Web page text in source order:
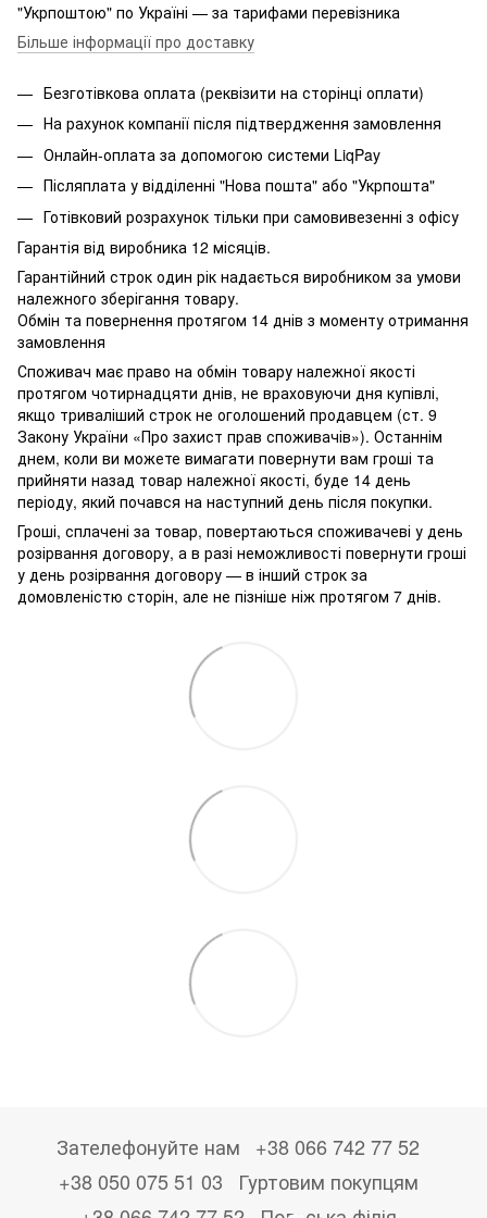
"Укрпоштою" по Україні — за тарифами перевізника
Більше інформації про доставку
Безготівкова оплата (реквізити на сторінці оплати)
На рахунок компанії після підтвердження замовлення
Онлайн-оплата за допомогою системи LiqPay
Післяплата у відділенні "Нова пошта" або "Укрпошта"
Готівковий розрахунок тільки при самовивезенні з офісу
Гарантія від виробника 12 місяців.
Гарантійний строк один рік надається виробником за умови
належного зберігання товару.
Обмін та повернення протягом 14 днів з моменту отримання
замовлення
Споживач має право на обмін товару належної якості
протягом чотирнадцяти днів, не враховуючи дня купівлі,
якщо триваліший строк не оголошений продавцем (ст. 9
Закону України «Про захист прав споживачів»). Останнім
днем, коли ви можете вимагати повернути вам гроші та
прийняти назад товар належної якості, буде 14 день
періоду, який почався на наступний день після покупки.
Гроші, сплачені за товар, повертаються споживачеві у день
розірвання договору, а в разі неможливості повернути гроші
у день розірвання договору — в інший строк за
домовленістю сторін, але не пізніше ніж протягом 7 днів.
Зателефонуйте нам
+38 066 742 77 52
+38 050 075 51 03
Гуртовим покупцям